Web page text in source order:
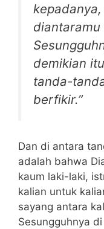
diantaramu
demikian
tanda-
berfikir.”
Dan di antara
adalah bahwa
kaum laki-laki,
kalian untuk
sayang antara
Sesungguhnya